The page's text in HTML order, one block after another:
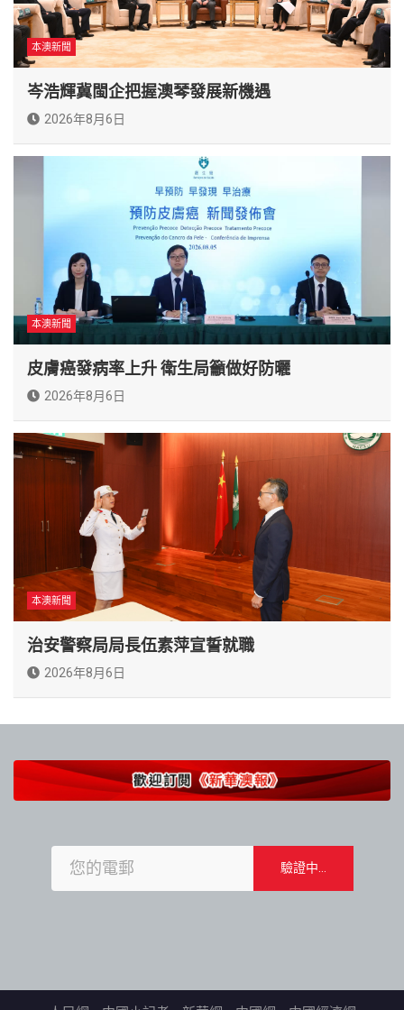
本澳新聞
岑浩輝冀閩企把握澳琴發展新機遇
2026年8月6日
本澳新聞
皮膚癌發病率上升 衛生局籲做好防曬
2026年8月6日
本澳新聞
治安警察局局長伍素萍宣誓就職
2026年8月6日